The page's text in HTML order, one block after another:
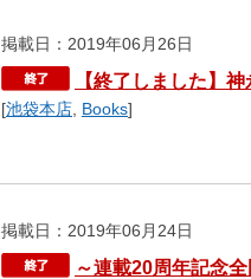
掲載日：2019年06月26日
【終了しました】
[池袋本店 Books]
掲載日：2019年06月24日
～連載20周年記念